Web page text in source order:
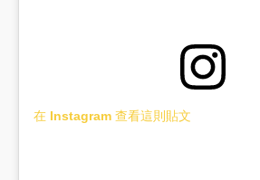
在 Instagram 查看這則貼文